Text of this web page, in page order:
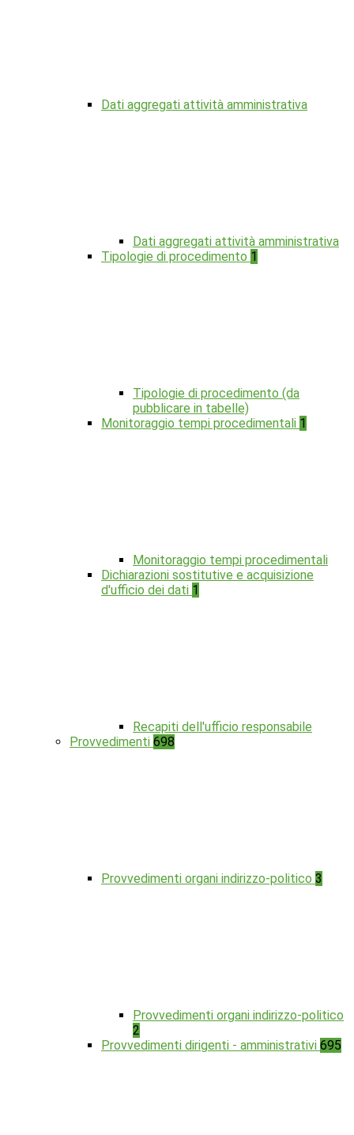
Dati aggregati attività amministrativa
Dati aggregati attività amministrativa
Tipologie di procedimento 1
Tipologie di procedimento (da
pubblicare in tabelle)
Monitoraggio tempi procedimentali 1
Monitoraggio tempi procedimentali
Dichiarazioni sostitutive e acquisizione
d'ufficio dei dati 1
Recapiti dell'ufficio responsabile
Provvedimenti 698
Provvedimenti organi indirizzo-politico 3
Provvedimenti organi indirizzo-politico
2
Provvedimenti dirigenti - amministrativi 695